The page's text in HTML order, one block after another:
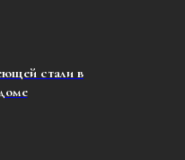
стали в